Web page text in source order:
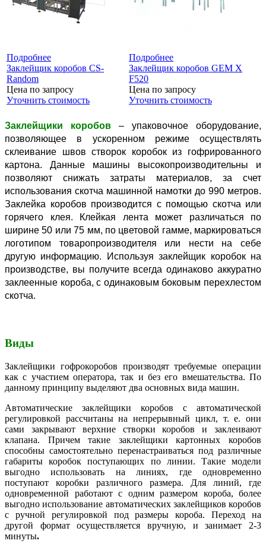
Подробнее
Заклейщик коробов CS-
Random
Цена по запросу
Уточнить стоимость
Подробнее
Заклейщик коробов GEM X
F520
Цена по запросу
Уточнить стоимость
Заклейщики коробов – упаковочное оборудование,
позволяющее в ускоренном режиме осуществлять
склеивание швов створок коробок из гофрированного
картона. Данные машины высокопроизводительны и
позволяют снижать затраты материалов, за счет
использования скотча машинной намотки до 990 метров.
Заклейка коробов производится с помощью скотча или
горячего клея. Клейкая лента может различаться по
ширине 50 или 75 мм, по цветовой гамме, маркироваться
логотипом товаропроизводителя или нести на себе
другую информацию. Используя заклейщик коробок на
производстве, вы получите всегда одинаково аккуратно
заклеенные короба, с одинаковым боковым перехлестом
скотча.
Виды
Заклейщики гофрокоробов производят требуемые операции
как с участием оператора, так и без его вмешательства. По
данному принципу выделяют два основных вида машин.
Автоматические заклейщики коробов с автоматической
регулировкой рассчитаны на непрерывный цикл, т. е. они
сами закрывают верхние створки коробов и заклеивают
клапана. Причем такие заклейщики картонных коробов
способны самостоятельно перенастраиваться под различные
габариты коробок поступающих по линии. Такие модели
выгодно использовать на линиях, где одновременно
поступают коробки различного размера. Для линий, где
одновременной работают с одним размером короба, более
выгодно использование автоматических заклейщиков коробов
с ручной регулировкой под размеры короба. Переход на
другой формат осуществляется вручную, и занимает 2-3
минуты.